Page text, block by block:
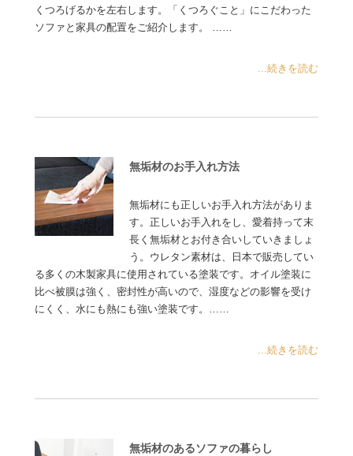
くつろげるかを左右します。「くつろぐこと」にこだわった
ソファと家具の配置をご紹介します。 ……
...続きを読む
無垢材のお手入れ方法
無垢材にも正しいお手入れ方法がありま
す。正しいお手入れをし、愛着持って末
長く無垢材とお付き合いしていきましょ
う。ウレタン素材は、日本で販売してい
る多くの木製家具に使用されている塗装です。オイル塗装に
比べ被膜は強く、密封性が高いので、湿度などの影響を受け
にくく、水にも熱にも強い塗装です。……
...続きを読む
無垢材のあるソファの暮らし